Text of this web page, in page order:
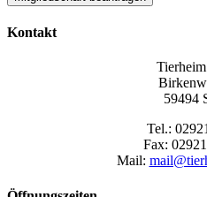
Kontakt
59494
Tel.:
Fax:
Mail: